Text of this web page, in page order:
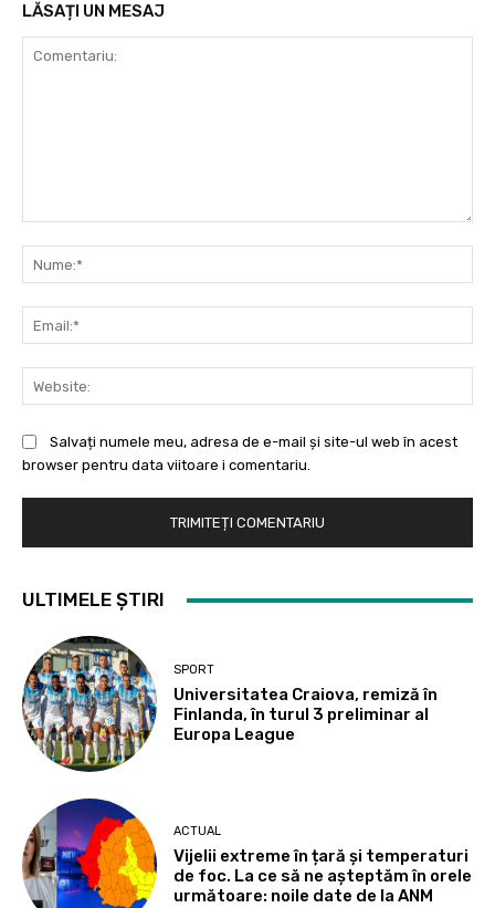
LĂSAȚI UN MESAJ
Salvați numele meu, adresa de e-mail și site-ul web în acest
browser pentru data viitoare i comentariu.
ULTIMELE ȘTIRI
SPORT
Universitatea Craiova, remiză în
Finlanda, în turul 3 preliminar al
Europa League
ACTUAL
Vijelii extreme în țară și temperaturi
de foc. La ce să ne așteptăm în orele
următoare: noile date de la ANM